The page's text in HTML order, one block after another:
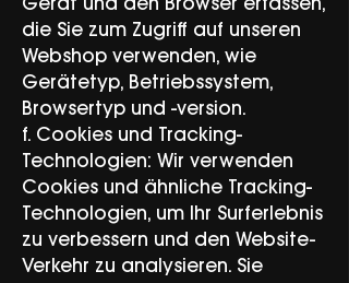
Gerät und den Browser erfassen,
die Sie zum Zugriff auf unseren
Webshop verwenden, wie
Gerätetyp, Betriebssystem,
Browsertyp und -version.
f. Cookies und Tracking-
Technologien: Wir verwenden
Cookies und ähnliche Tracking-
Technologien, um Ihr Surferlebnis
zu verbessern und den Website-
Verkehr zu analysieren. Sie